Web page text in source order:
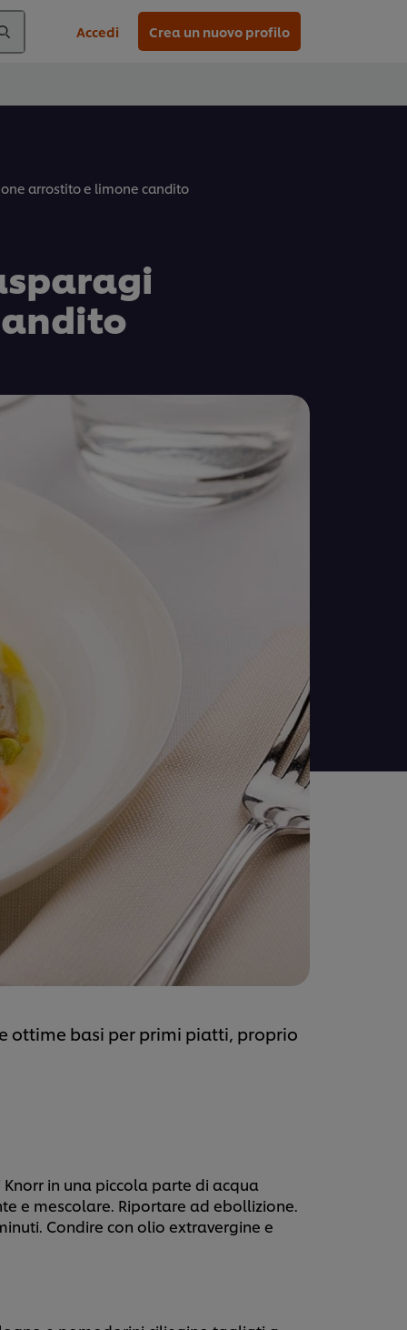
Accedi Crea un nuovo profilo
arrostito e limone candito
ottime basi per primi piatti, proprio
in una piccola parte di acqua
e mescolare. Riportare ad ebollizione.
Condire con olio extravergine e